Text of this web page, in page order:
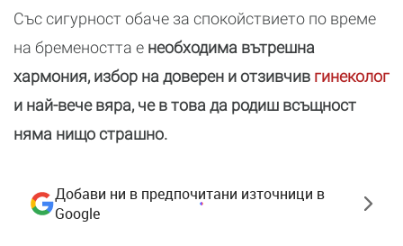
Със сигурност обаче за спокойствието по време
на бремеността е необходима вътрешна
хармония, избор на доверен и отзивчив гинеколог
и най-вече вяра, че в това да родиш всъщност
няма нищо страшно.
Добави ни в предпочитани източници в
Google